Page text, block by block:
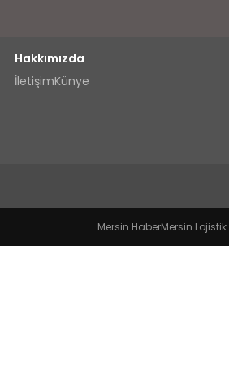
Hakkımızda
İletişimKünye
Mersin HaberMersin Lojistik